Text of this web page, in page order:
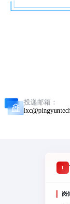
投递邮箱：
1
岗